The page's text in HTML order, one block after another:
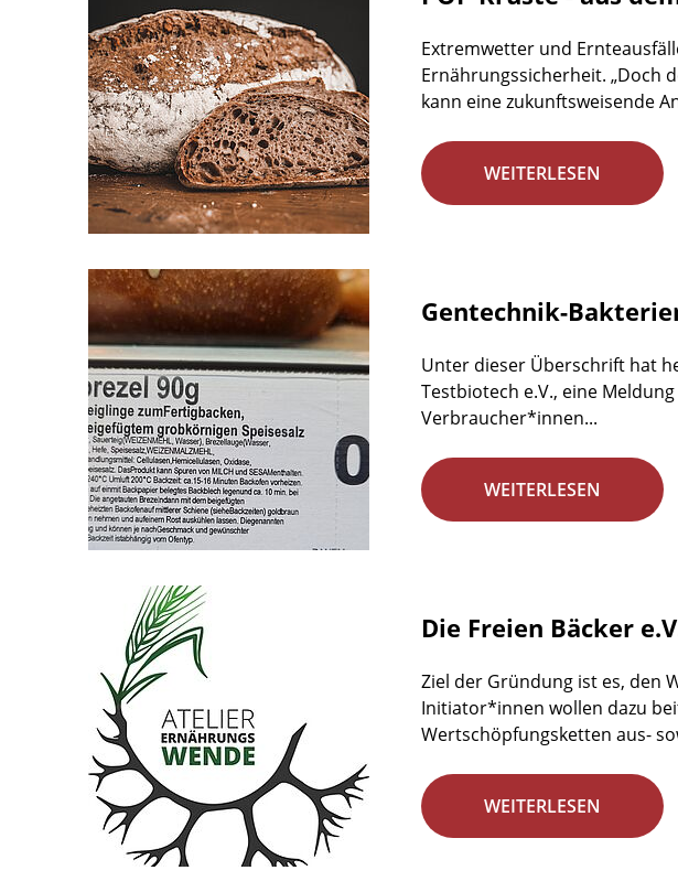
Extremwetter und
Ernährungssicherheit. „Doch
kann eine zukunftsweisende
WEITERLESEN
Gentechnik-
Unter dieser Überschrift hat
Testbiotech e.V., eine
Verbraucher*innen...
WEITERLESEN
Die Freien Bäcker
Ziel der Gründung ist es, den
Initiator*innen wollen dazu
Wertschöpfungsketten aus-
WEITERLESEN